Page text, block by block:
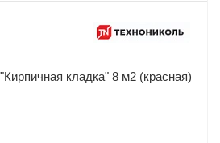
кладка" 8 м2 (красная)